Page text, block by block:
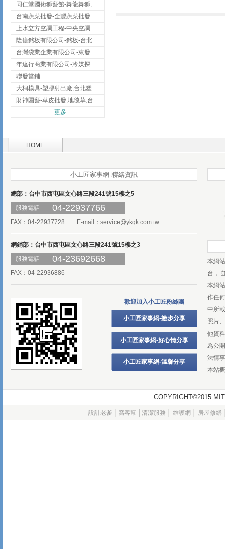
同仁堂國術獅藝館-舞龍舞獅,台中舞龍舞獅
台南蔬菜批發-全豐蔬菜批發專送/台南蔬菜箱宅配到府
上水立方空調工程-中央空調規劃,台北中央空調規劃
隆億銘板有限公司-銘板-台北銘板-板橋銘板
台灣袋業企業有限公司-東發企業社/台中太空袋/太空包
年達行商業有限公司-冷媒探漏儀,壓力錶組,真空泵浦,台北冷凍空調材料
聯發當鋪
大桐模具-塑膠射出廠,台北塑膠射出廠
財神園藝-草皮批發,地毯草,台北草,彰化地毯草,彰化台北草
更多
HOME
小工匠家事網-聯絡資訊
總部：台中市西屯區文心路三段241號15樓之5
服務電話
04-22937766
FAX：04-22937728 E-mail： service@ykqk.com.tw
網銷部：台中市西屯區文心路三段241號15樓之3
服務電話
04-23692668
FAX：04-22936886
歡迎加入小工匠粉絲團
小工匠家事網-撇步分享
小工匠家事網-好心情分享
小工匠家事網-溫馨分享
本網
台，
本網
作任
中所
照片
他資
為公
法情
本站
COPYRIGHT©2015
設計老爹 窩客幫 清潔服務 維護網 房屋修繕